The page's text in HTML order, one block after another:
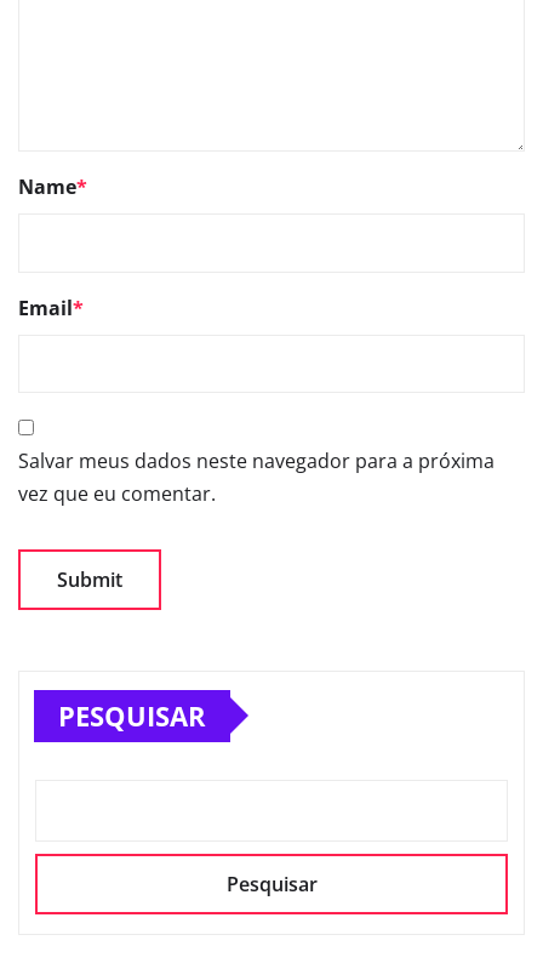
Name*
Email*
Salvar meus dados neste navegador para a próxima
vez que eu comentar.
PESQUISAR
Pesquisar